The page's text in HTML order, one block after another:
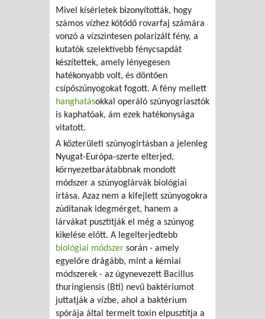
Mivel kísérletek bizonyították, hogy
számos vízhez kötődő rovarfaj számára
vonzó a vízszintesen polarizált fény, a
kutatók szelektívebb fénycsapdát
készítettek, amely lényegesen
hatékonyabb volt, és döntően
csípőszúnyogokat fogott. A fény mellett
hanghatásokkal operáló szúnyogriasztók
is kaphatóak, ám ezek hatékonysága
vitatott.
A közterületi szúnyogirtásban a jelenleg
Nyugat-Európa-szerte elterjed,
környezetbarátabbnak mondott
módszer a szúnyoglárvák biológiai
irtása. Azaz nem a kifejlett szúnyogokra
zúdítanak idegmérget, hanem a
lárvákat pusztítják el még a szúnyog
kikelése előtt. A legelterjedtebb
biológiai módszer során - amely
egyelőre drágább, mint a kémiai
módszerek - az úgynevezett Bacillus
thuringiensis (Bti) nevű baktériumot
juttatják a vízbe, ahol a baktérium
spórája által termelt toxin elpusztítja a